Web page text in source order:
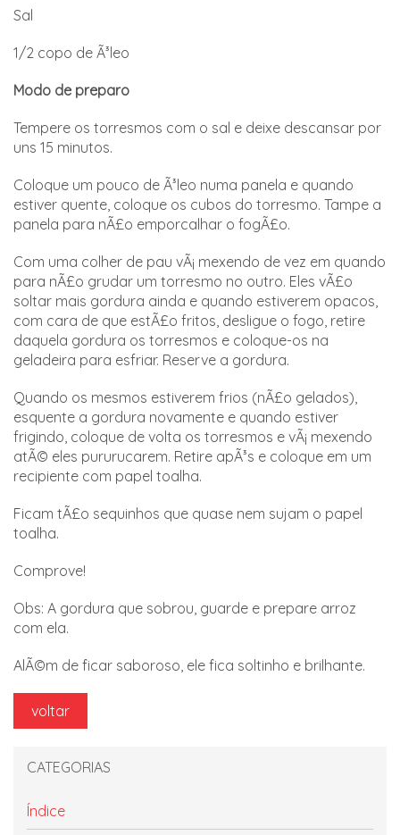
Sal
1/2 copo de Ã³leo
Modo de preparo
Tempere os torresmos com o sal e deixe descansar por
uns 15 minutos.
Coloque um pouco de Ã³leo numa panela e quando
estiver quente, coloque os cubos do torresmo. Tampe a
panela para nÃ£o emporcalhar o fogÃ£o.
Com uma colher de pau vÃ¡ mexendo de vez em quando
para nÃ£o grudar um torresmo no outro. Eles vÃ£o
soltar mais gordura ainda e quando estiverem opacos,
com cara de que estÃ£o fritos, desligue o fogo, retire
daquela gordura os torresmos e coloque-os na
geladeira para esfriar. Reserve a gordura.
Quando os mesmos estiverem frios (nÃ£o gelados),
esquente a gordura novamente e quando estiver
frigindo, coloque de volta os torresmos e vÃ¡ mexendo
atÃ© eles pururucarem. Retire apÃ³s e coloque em um
recipiente com papel toalha.
Ficam tÃ£o sequinhos que quase nem sujam o papel
toalha.
Comprove!
Obs: A gordura que sobrou, guarde e prepare arroz
com ela.
AlÃ©m de ficar saboroso, ele fica soltinho e brilhante.
voltar
CATEGORIAS
Índice